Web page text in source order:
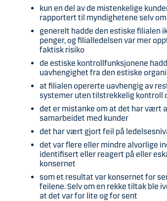
kun en del av de mistenkelige
rapportert til myndighetene selv
generelt hadde den estiske filialen
penger, og filialledelsen var mer
faktisk risiko
de estiske kontrollfunksjonene
uavhengighet fra den estiske
at filialen opererte uavhengig av
systemer uten tilstrekkelig kontroll
det er mistanke om at det har vært
samarbeidet med kunder
det har vært gjort feil på
det var flere eller mindre alvorlige
identifisert eller reagert på eller
konsernet
som et resultat var konsernet for
feilene. Selv om en rekke tiltak ble
at det var for lite og for sent